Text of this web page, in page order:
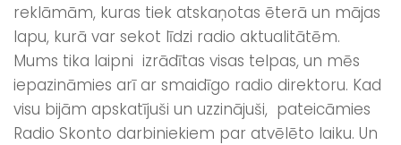
reklāmām, kuras tiek atskaņotas ēterā un mājas
lapu, kurā var sekot līdzi radio aktualitātēm.
Mums tika laipni izrādītas visas telpas, un mēs
iepazināmies arī ar smaidīgo radio direktoru. Kad
visu bijām apskatījuši un uzzinājuši, pateicāmies
Radio Skonto darbiniekiem par atvēlēto laiku. Un